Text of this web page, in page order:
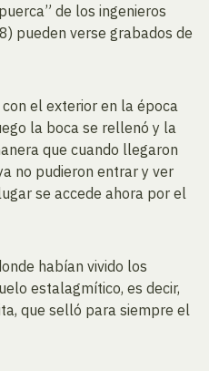
de los ingenieros
pueden verse grabados de
el exterior en la época
la boca se rellenó y la
que cuando llegaron
no pudieron entrar y ver
se accede ahora por el
habían vivido los
estalagmítico, es decir,
que selló para siempre el